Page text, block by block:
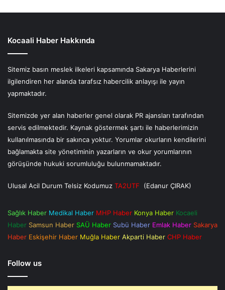
Kocaali Haber Hakkında
Sitemiz basın meslek ilkeleri kapsamında Sakarya Haberlerini
ilgilendiren her alanda tarafsız habercilik anlayışı ile yayın
yapmaktadır.
Sitemizde yer alan haberler genel olarak PR ajansları tarafından
servis edilmektedir. Kaynak göstermek şartı ile haberlerimizin
kullanılmasında bir sakınca yoktur. Yorumlar okurların kendilerini
bağlamakta site yönetiminin yazarların ve okur yorumlarının
görüşünde hukuki sorumluluğu bulunmamaktadır.
Ulusal Acil Durum Telsiz Kodumuz TA2UTF (Edanur ÇIRAK)
Sağlık Haber Medikal Haber MHP Haber Konya Haber Kocaeli
Haber Samsun Haber SAÜ Haber Subü Haber Emlak Haber Sakarya
Haber Eskişehir Haber Muğla Haber Akparti Haber CHP Haber
Follow us